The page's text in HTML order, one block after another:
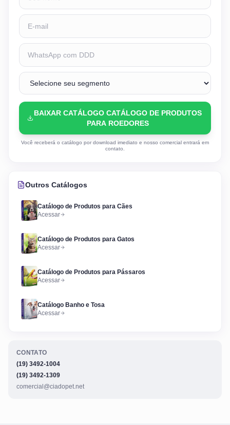
BAIXAR CATÁLOGO CATÁLOGO DE PRODUTOS
PARA ROEDORES
Você receberá o catálogo por download imediato e nosso comercial entrará em
contato.
Outros Catálogos
Catálogo de Produtos para Cães
Acessar
Catálogo de Produtos para Gatos
Acessar
Catálogo de Produtos para Pássaros
Acessar
Catálogo Banho e Tosa
Acessar
CONTATO
(19) 3492-1004
(19) 3492-1309
comercial@ciadopet.net